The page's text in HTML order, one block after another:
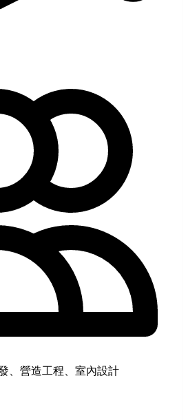
、營造工程、室內設計